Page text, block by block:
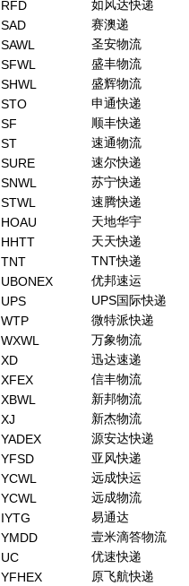
RFD
如风达快递
SAD
赛澳递
SAWL
圣安物流
SFWL
盛丰物流
SHWL
盛辉物流
STO
申通快递
SF
顺丰快递
ST
速通物流
SURE
速尔快递
SNWL
苏宁快递
STWL
速腾快递
HOAU
天地华宇
HHTT
天天快递
TNT
TNT快递
UBONEX
优邦速运
UPS
UPS国际快递
WTP
微特派快递
WXWL
万象物流
XD
迅达速递
XFEX
信丰物流
XBWL
新邦物流
XJ
新杰物流
YADEX
源安达快递
YFSD
亚风快递
YCWL
远成快运
YCWL
远成物流
IYTG
易通达
YMDD
壹米滴答物流
UC
优速快递
YFHEX
原飞航快递